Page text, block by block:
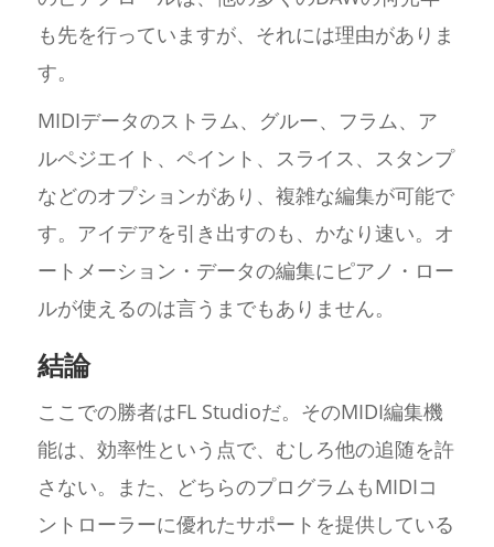
も先を行っていますが、それには理由がありま
す。
MIDIデータのストラム、グルー、フラム、ア
ルペジエイト、ペイント、スライス、スタンプ
などのオプションがあり、複雑な編集が可能で
す。アイデアを引き出すのも、かなり速い。オ
ートメーション・データの編集にピアノ・ロー
ルが使えるのは言うまでもありません。
結論
ここでの勝者はFL Studioだ。そのMIDI編集機
能は、効率性という点で、むしろ他の追随を許
さない。また、どちらのプログラムもMIDIコ
ントローラーに優れたサポートを提供している